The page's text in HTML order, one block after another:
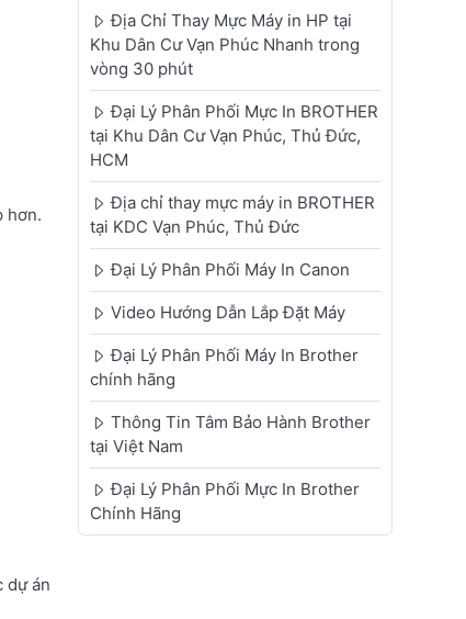
hơn.
dự án
Địa Chỉ Thay Mực Máy in HP tại
Khu Dân Cư Vạn Phúc Nhanh trong
vòng 30 phút
Đại Lý Phân Phối Mực In BROTHER
tại Khu Dân Cư Vạn Phúc, Thủ Đức,
HCM
Địa chỉ thay mực máy in BROTHER
tại KDC Vạn Phúc, Thủ Đức
Đại Lý Phân Phối Máy In Canon
Video Hướng Dẫn Lắp Đặt Máy
Đại Lý Phân Phối Máy In Brother
chính hãng
Thông Tin Tâm Bảo Hành Brother
tại Việt Nam
Đại Lý Phân Phối Mực In Brother
Chính Hãng